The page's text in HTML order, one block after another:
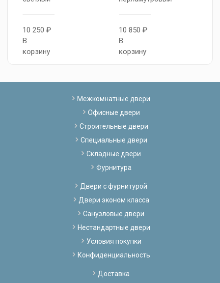
10 250 ₽
В
корзину
10 850 ₽
В
корзину
Межкомнатные двери
Офисные двери
Строительные двери
Специальные двери
Складные двери
Фурнитура
Двери с фурнитурой
Двери эконом класса
Санузловые двери
Нестандартные двери
Условия покупки
Конфиденциальность
Доставка